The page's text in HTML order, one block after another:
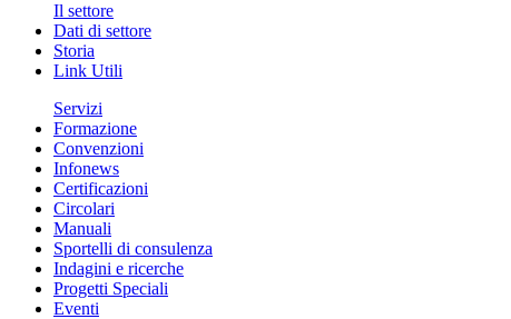
Il settore
Dati di settore
Storia
Link Utili
Servizi
Formazione
Convenzioni
Infonews
Certificazioni
Circolari
Manuali
Sportelli di consulenza
Indagini e ricerche
Progetti Speciali
Eventi